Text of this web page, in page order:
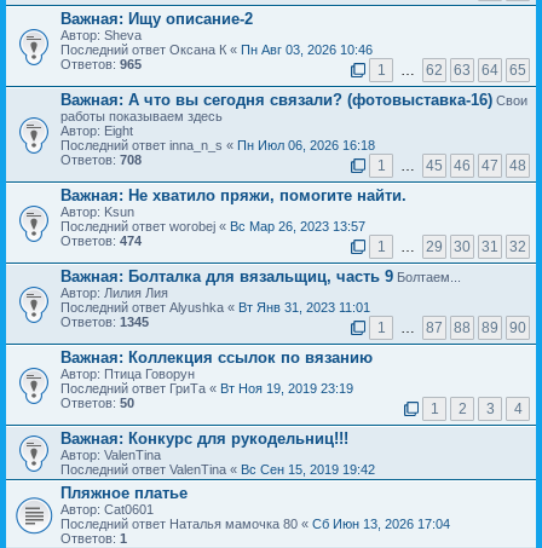
Важная: Ищу описание-2
Автор: Sheva
Последний ответ Оксана К « Пн Авг 03, 2026 10:46
Ответов: 965 1 … 62 63 64 65
Важная: А что вы сегодня связали? (фотовыставка-16) Свои
работы показываем здесь
Автор: Eight
Последний ответ inna_n_s « Пн Июл 06, 2026 16:18
Ответов: 708 1 … 45 46 47 48
Важная: Не хватило пряжи, помогите найти.
Автор: Ksun
Последний ответ worobej « Вс Мар 26, 2023 13:57
Ответов: 474 1 … 29 30 31 32
Важная: Болталка для вязальщиц, часть 9 Болтаем...
Автор: Лилия Лия
Последний ответ Alyushka « Вт Янв 31, 2023 11:01
Ответов: 1345 1 … 87 88 89 90
Важная: Коллекция ссылок по вязанию
Автор: Птица Говорун
Последний ответ ГриТа « Вт Ноя 19, 2019 23:19
Ответов: 50 1 2 3 4
Важная: Конкурс для рукодельниц!!!
Автор: ValenTina
Последний ответ ValenTina « Вс Сен 15, 2019 19:42
Пляжное платье
Автор: Cat0601
Последний ответ Наталья мамочка 80 « Сб Июн 13, 2026 17:04
Ответов: 1